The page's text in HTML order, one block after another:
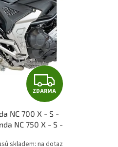
Z
D
A
R
ZDARMA
NC 700 X - S -
NC 750 X - S -
skladem: na dotaz